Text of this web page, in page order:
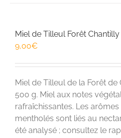
Miel de Tilleul Forêt
9,00€
Miel de Tilleul de la Forêt de
500 g. Miel aux notes
rafraîchissantes. Les
mentholés sont liés au
été analysé ; consultez le